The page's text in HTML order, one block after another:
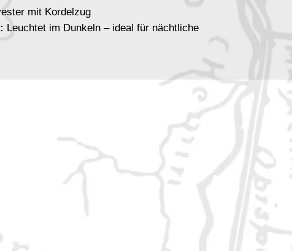
mit Kordelzug
Leuchtet im Dunkeln – ideal für nächtliche